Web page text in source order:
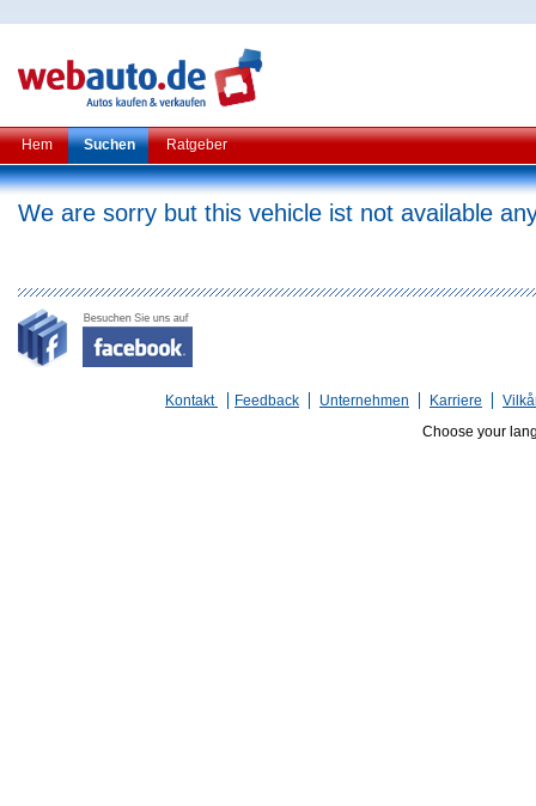
Hem Suchen Ratgeber
We are sorry but this vehicle ist not available
Kontakt Feedback Unternehmen Karriere
Choose your